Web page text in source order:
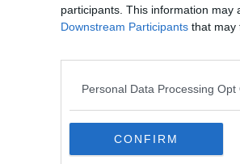
participants. This information may
Downstream Participants that may
Personal Data Processing Opt
CONFIRM
fiori rossi
e lontana dal mio cuore
America
con gli indiani